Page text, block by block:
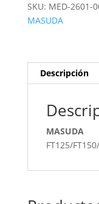
SKU: MED-2601-
MASUDA
Descripción
MASUDA
FT125/